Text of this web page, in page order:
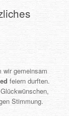
wir gemeinsam
feiern durften.
Stimmung.